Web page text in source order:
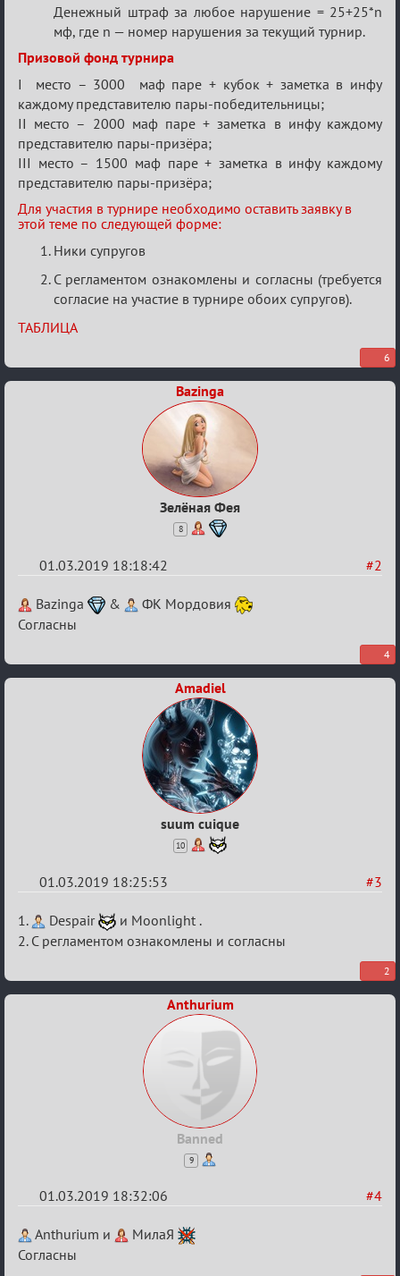
Денежный штраф за любое нарушение = 25+25*n
мф, где n — номер нарушения за текущий турнир.
Призовой фонд турнира
I место – 3000 маф паре + кубок + заметка в инфу
каждому представителю пары-победительницы;
II место – 2000 маф паре + заметка в инфу каждому
представителю пары-призёра;
III место – 1500 маф паре + заметка в инфу каждому
представителю пары-призёра;
Для участия в турнире необходимо оставить заявку в
этой теме по следующей форме:
Ники супругов
С регламентом ознакомлены и согласны (требуется
согласие на участие в турнире обоих супругов).
ТАБЛИЦА
6
Bazinga
Зелёная Фея
8
#2
01.03.2019 18:18:42
Re:
IX
Пар
Bazinga &
ФК Мордовия
Согласны
4
Amadiel
suum cuique
10
#3
01.03.2019 18:25:53
Re:
IX
Пар
1. Despair
и Moonlight .
2. С регламентом ознакомлены и согласны
2
Anthurium
Banned
9
#4
01.03.2019 18:32:06
Re:
IX
Anthurium и
МилаЯ
Согласны